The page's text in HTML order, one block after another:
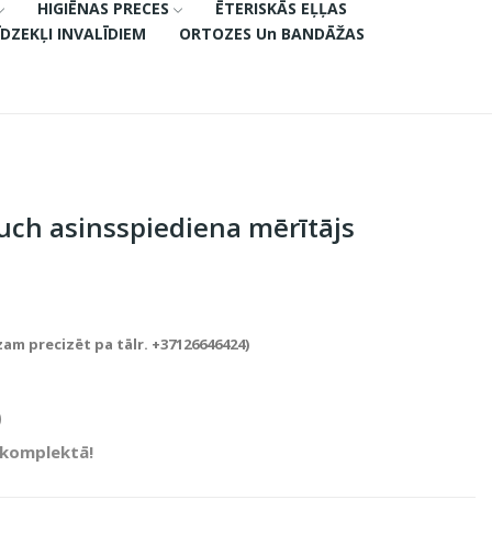
HIGIĒNAS PRECES
ĒTERISKĀS EĻĻAS
INVALĪDIEM
ORTOZES Un BANDĀŽAS
asinsspiediena mērītājs
precizēt pa tālr. +37126646424)